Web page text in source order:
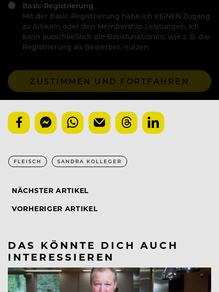
Basic-Registrierung
Mit der Basic-Registrierung habe ich KEINEN Zugang
zu Artikeln oder den Membership-Leistungen. Ich
kann ausschließlich die Basisfunktionen, wie z. B. die
Registrierung als Bewerber, nutzen.
ZUSTIMMEN UND FORTFAHREN
FLEISCH SANDRA KOLLEGER
NÄCHSTER ARTIKEL
VORHERIGER ARTIKEL
DAS KÖNNTE DICH AUCH
INTERESSIEREN